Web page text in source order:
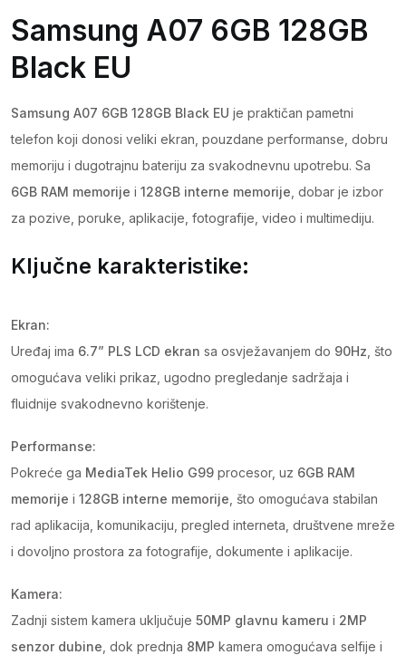
Samsung A07 6GB 128GB
Black EU
Samsung A07 6GB 128GB Black EU je praktičan pametni
telefon koji donosi veliki ekran, pouzdane performanse, dobru
memoriju i dugotrajnu bateriju za svakodnevnu upotrebu. Sa
6GB RAM memorije i 128GB interne memorije , dobar je izbor
za pozive, poruke, aplikacije, fotografije, video i multimediju.
Ključne karakteristike:
Ekran:
Uređaj ima 6.7” PLS LCD ekran sa osvježavanjem do 90Hz , što
omogućava veliki prikaz, ugodno pregledanje sadržaja i
fluidnije svakodnevno korištenje.
Performanse:
Pokreće ga MediaTek Helio G99 procesor, uz 6GB RAM
memorije i 128GB interne memorije , što omogućava stabilan
rad aplikacija, komunikaciju, pregled interneta, društvene mreže
i dovoljno prostora za fotografije, dokumente i aplikacije.
Kamera:
Zadnji sistem kamera uključuje 50MP glavnu kameru i 2MP
senzor dubine , dok prednja 8MP kamera omogućava selfije i